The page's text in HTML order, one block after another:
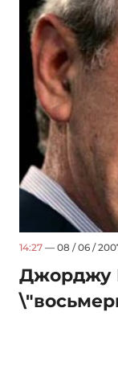
14:27 — 08 / 06 /
Джорджу